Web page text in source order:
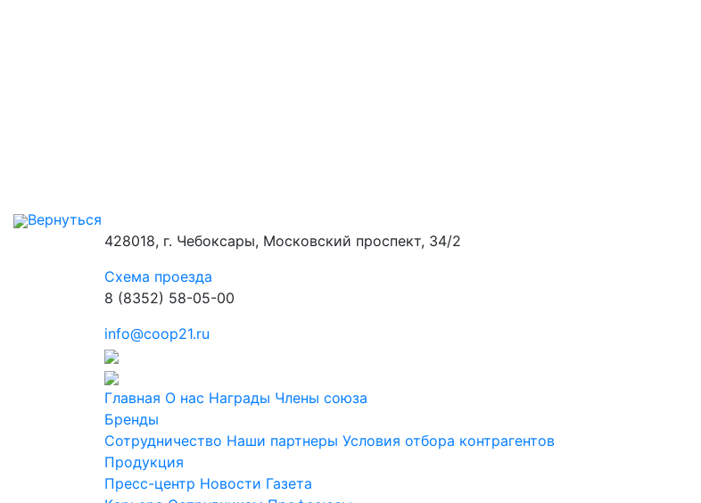
Вернуться
428018, г. Чебоксары, Московский проспект, 34/2
Схема проезда
8 (8352) 58-05-00
info@coop21.ru
Главная О нас Награды Члены союза
Бренды
Сотрудничество Наши партнеры Условия отбора контрагентов
Продукция
Пресс-центр Новости Газета